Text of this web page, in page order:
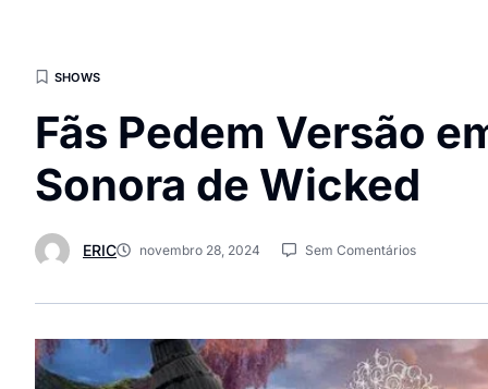
SHOWS
Fãs Pedem Versão
Sonora de Wicked
ERIC novembro 28, 2024 Sem Comentários